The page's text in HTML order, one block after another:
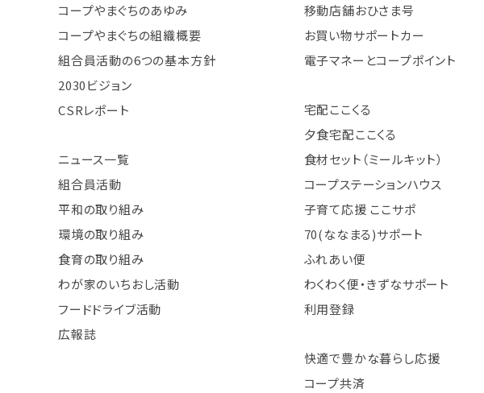
コープやまぐちのあゆみ
コープやまぐちの組織概要
組合員活動の6つの基本方針
2030ビジョン
CSRレポート
ニュース一覧
組合員活動
平和の取り組み
環境の取り組み
食育の取り組み
わが家のいちおし活動
フードドライブ活動
広報誌
移動店舗おひさま号
お買い物サポートカー
電子マネーとコープポイント
宅配ここくる
夕食宅配ここくる
食材セット（ミールキット）
コープステーションハウス
子育て応援 ここサポ
70(ななまる)サポート
ふれあい便
わくわく便・きずなサポート
利用登録
快適で豊かな暮らし応援
コープ共済